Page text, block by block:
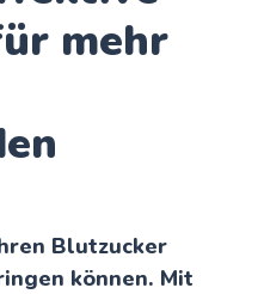
mehr
Blutzucker
können. Mit